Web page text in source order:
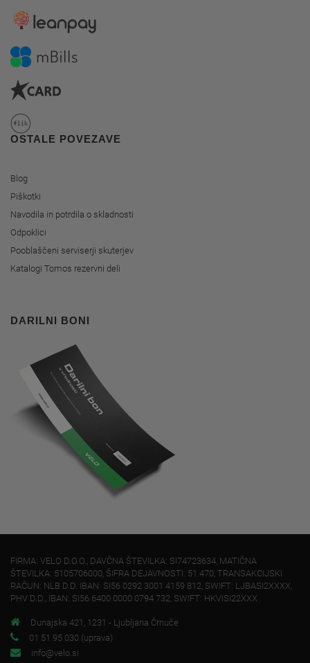
OSTALE POVEZAVE
Blog
Piškotki
Navodila in potrdila o skladnosti
Odpoklici
Pooblaščeni serviserji skuterjev
Katalogi Tomos rezervni deli
DARILNI BONI
FIRMA: VELO D.O.O., DAVČNA ŠTEVILKA: SI74723634, MATIČNA
ŠTEVILKA: 5105706000, ŠIFRA DEJAVNOSTI: 51.470, TRANSAKCIJSKI
RAČUN: NLB D.D. IBAN: SI56 0292 3001 4159 812, SWIFT: LJBASI2XXXX,
PHV D.D., IBAN: SI56 6400 0000 0794 732, SWIFT: HKVISI22XXX
Dunajska 421, 1231 - Ljubljana Črnuče
01 51 95 030 (uprava)
info@velo.si